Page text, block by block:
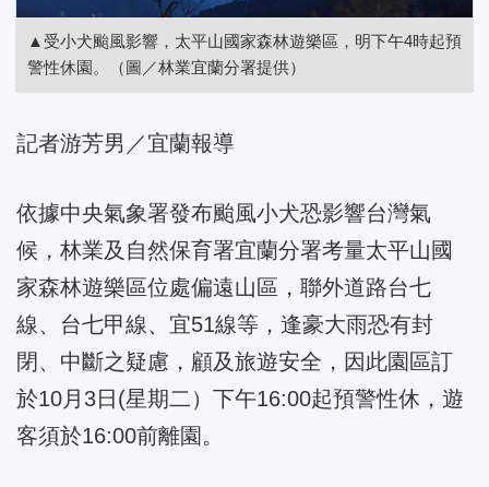
▲受小犬颱風影響，太平山國家森林遊樂區，明下午4時起預
警性休園。（圖／林業宜蘭分署提供）
記者游芳男／宜蘭報導
依據中央氣象署發布颱風小犬恐影響台灣氣
候，林業及自然保育署宜蘭分署考量太平山國
家森林遊樂區位處偏遠山區，聯外道路台七
線、台七甲線、宜51線等，逢豪大雨恐有封
閉、中斷之疑慮，顧及旅遊安全，因此園區訂
於10月3日(星期二）下午16:00起預警性休，遊
客須於16:00前離園。